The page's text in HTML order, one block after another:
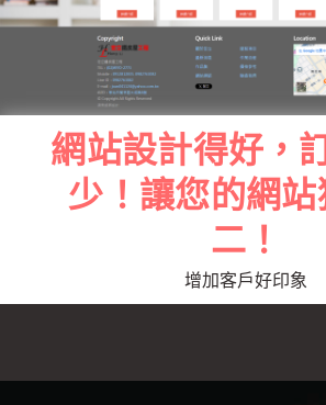
Skip
to
content
網站設計得好，
少！讓您的網
二！
增加客戶好印象